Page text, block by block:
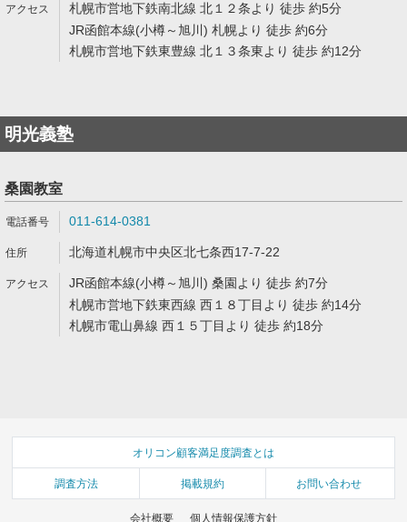
札幌市営地下鉄南北線 北１２条より 徒歩 約5分
JR函館本線(小樽～旭川) 札幌より 徒歩 約6分
札幌市営地下鉄東豊線 北１３条東より 徒歩 約12分
明光義塾
桑園教室
011-614-0381
北海道札幌市中央区北七条西17-7-22
JR函館本線(小樽～旭川) 桑園より 徒歩 約7分
札幌市営地下鉄東西線 西１８丁目より 徒歩 約14分
札幌市電山鼻線 西１５丁目より 徒歩 約18分
オリコン顧客満足度調査とは
調査方法 掲載規約 お問い合わせ
会社概要 個人情報保護方針